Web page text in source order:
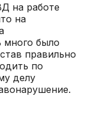
на работе
на
много было
правильно
по
делу